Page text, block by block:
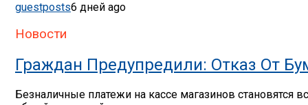
guestposts6 дней ago
Новости
Граждан Предупредили: Отказ От
Безналичные платежи на кассе магазинов